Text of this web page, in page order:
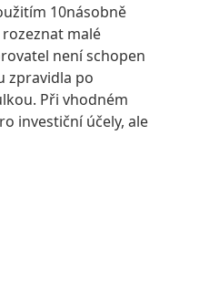
10násobně
malé
není schopen
zpravidla po
Při vhodném
investiční účely, ale